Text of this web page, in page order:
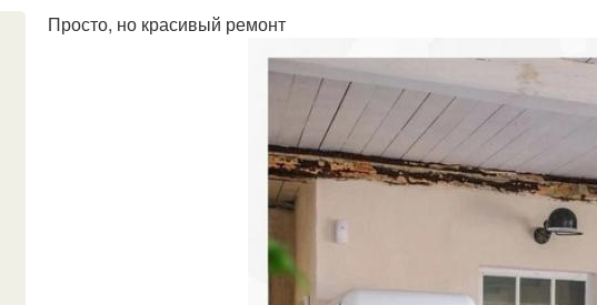
Просто, но красивый ремонт